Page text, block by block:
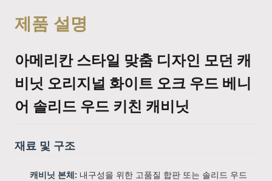
제품 설명
아메리칸 스타일 맞춤 디자인 모던 캐
비닛 오리지널 화이트 오크 우드 베니
어 솔리드 우드 키친 캐비닛
재료 및 구조
캐비닛 본체: 내구성을 위한 고품질 합판 또는 솔리드 우드